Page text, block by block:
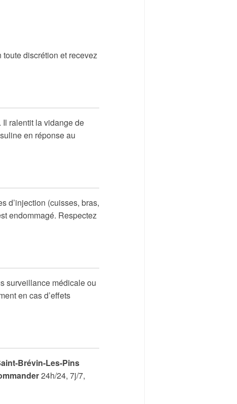
discrétion et recevez
Il ralentit la vidange de
en réponse au
d’injection (cuisses, bras,
endommagé. Respectez
surveillance médicale ou
en cas d’effets
Brévin-Les-Pins
24h/24, 7j/7,